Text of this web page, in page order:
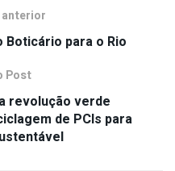
Boticário para o Rio
Post
revolução verde
de PCIs para